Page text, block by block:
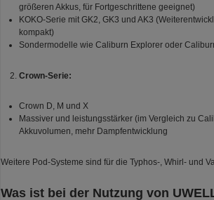
größeren Akkus, für Fortgeschrittene geeignet)
KOKO-Serie mit GK2, GK3 und AK3
kompakt)
Sondermodelle wie Caliburn Explorer oder
Crown-Serie:
Crown D, M und X
Massiver und leistungsstärker (im Vergleich zu
Akkuvolumen, mehr Dampfentwicklung
Weitere Pod-Systeme sind für die Typhos-, Whirl- und
Was ist bei der Nutzung von